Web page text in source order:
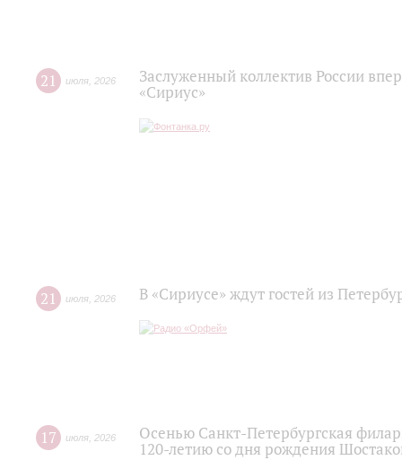
21 июля 2026
Заслуженный коллектив России
«Сириус»
21 июля 2026 В «Сириусе» ждут гостей из
17 июля 2026
Осенью Санкт-Петербургская
120‑летию со дня рождения